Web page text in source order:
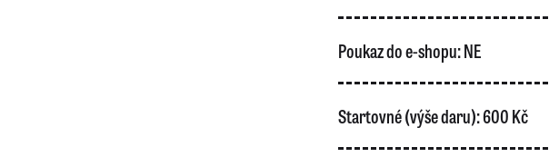
Poukaz do e-shopu:NE
Startovné (výše daru):600 Kč